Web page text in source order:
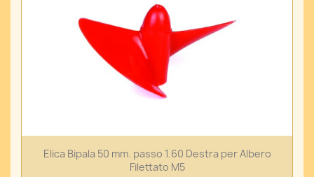
Elica Bipala 50 mm. passo 1.60 Destra per Albero
Filettato M5